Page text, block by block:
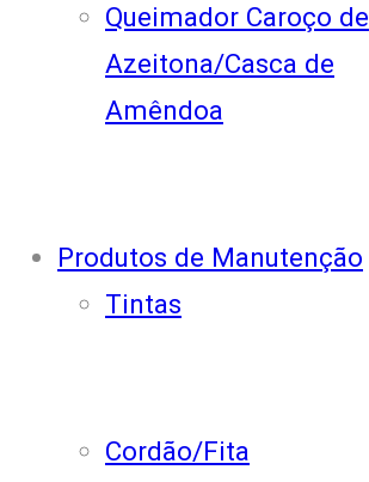
Queimador Caroço de
Azeitona/Casca de
Amêndoa
Produtos de Manutenção
Tintas
Cordão/Fita